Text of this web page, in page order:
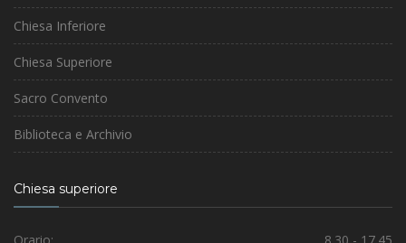
Chiesa Inferiore
Chiesa Superiore
Sacro Convento
Biblioteca e Archivio
Chiesa superiore